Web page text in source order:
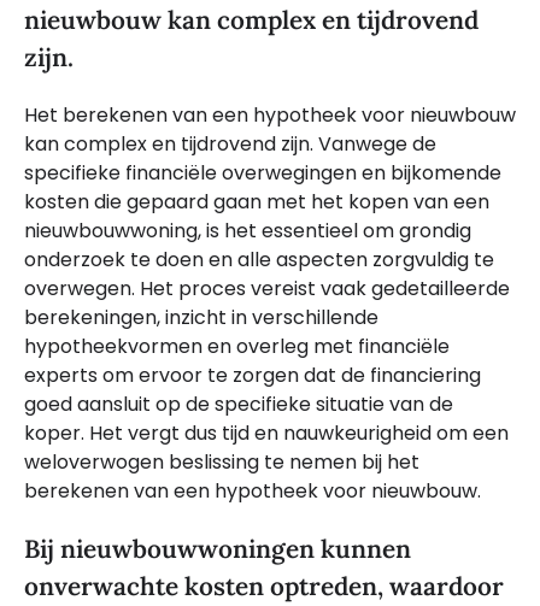
nieuwbouw kan complex en tijdrovend
zijn.
Het berekenen van een hypotheek voor nieuwbouw
kan complex en tijdrovend zijn. Vanwege de
specifieke financiële overwegingen en bijkomende
kosten die gepaard gaan met het kopen van een
nieuwbouwwoning, is het essentieel om grondig
onderzoek te doen en alle aspecten zorgvuldig te
overwegen. Het proces vereist vaak gedetailleerde
berekeningen, inzicht in verschillende
hypotheekvormen en overleg met financiële
experts om ervoor te zorgen dat de financiering
goed aansluit op de specifieke situatie van de
koper. Het vergt dus tijd en nauwkeurigheid om een
weloverwogen beslissing te nemen bij het
berekenen van een hypotheek voor nieuwbouw.
Bij nieuwbouwwoningen kunnen
onverwachte kosten optreden, waardoor